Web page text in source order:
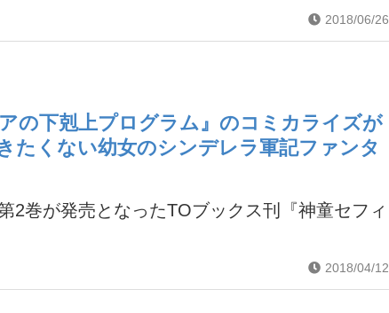
2018/06/26
アの下剋上プログラム』のコミカライズが
たくない幼女のシンデレラ軍記ファンタ
2巻が発売となったTOブックス刊『神童セフィ
2018/04/12